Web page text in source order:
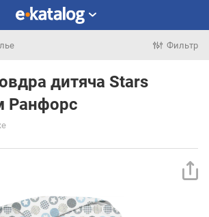
Фильтр
дитяча Stars
Ранфорс